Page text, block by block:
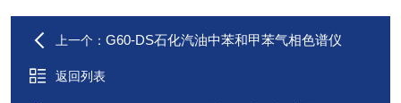
上一个： G60-DS石化汽油中苯和甲苯气相色谱仪
返回列表